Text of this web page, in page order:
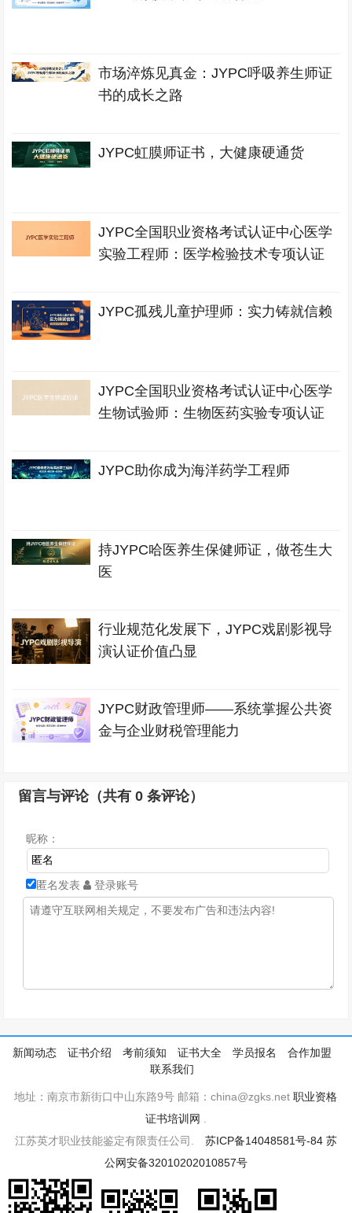
市场淬炼见真金：JYPC呼吸养生师证
书的成长之路
JYPC虹膜师证书，大健康硬通货
JYPC全国职业资格考试认证中心医学
实验工程师：医学检验技术专项认证
JYPC孤残儿童护理师：实力铸就信赖
JYPC全国职业资格考试认证中心医学
生物试验师：生物医药实验专项认证
JYPC助你成为海洋药学工程师
持JYPC哈医养生保健师证，做苍生大
医
行业规范化发展下，JYPC戏剧影视导
演认证价值凸显
JYPC财政管理师——系统掌握公共资
金与企业财税管理能力
留言与评论（共有0 条评论）
昵称：
匿名发表 登录账号
新闻动态 证书介绍 考前须知 证书大全 学员报名
合作加盟
联系我们
地址：南京市新街口中山东路9号 邮箱：china@zgks.net职业资格
证书培训网
江苏英才职业技能鉴定有限责任公司. 苏ICP备14048581号-84 苏
公网安备32010202010857号